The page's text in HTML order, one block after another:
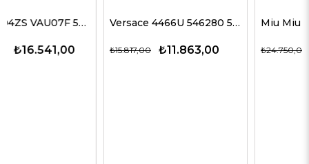
Versace 4466U 546280 54 G Kadın Güneş Gözlükleri
₺11.863,00
₺15.817,00
Miu Miu 51ZS ZVN50D 69 G Kadın Güneş Gözlükleri
₺9.900,00
₺24.750,00